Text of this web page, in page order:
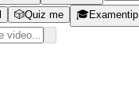
🎲Quiz me 🎓Examentip